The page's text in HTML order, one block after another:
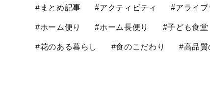
#まとめ記事 #アクティビティ #アライブ
#ホーム便り #ホーム長便り #子ども食堂
#花のある暮らし #食のこだわり #高品質